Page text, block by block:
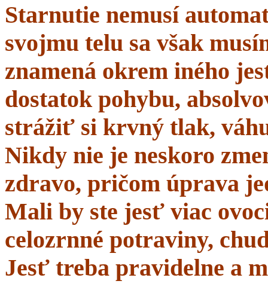
Starnutie nemusí
svojmu telu sa však
znamená okrem iného
dostatok pohybu,
strážiť si krvný tlak,
Nikdy nie je neskoro
zdravo, pričom úprava
Mali by ste jesť viac
celozrnné potraviny,
Jesť treba pravidelne a